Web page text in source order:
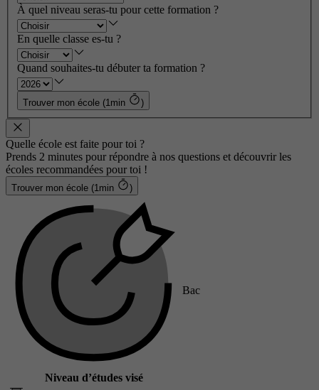
À quel niveau seras-tu pour cette formation ?
En quelle classe es-tu ?
Quand souhaites-tu débuter ta formation ?
Trouver mon école (1min )
Quelle école est faite pour toi ?
Prends 2 minutes pour répondre à nos questions et découvrir les
écoles recommandées pour toi !
Trouver mon école (1min )
Niveau d’études visé
Bac